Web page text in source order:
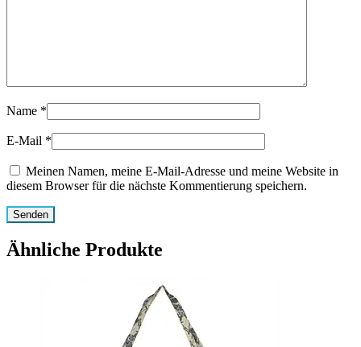
Name *
E-Mail *
Meinen Namen, meine E-Mail-Adresse und meine Website in
diesem Browser für die nächste Kommentierung speichern.
Ähnliche Produkte